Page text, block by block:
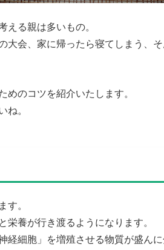
える親は多いもの。
大会、家に帰ったら寝てしまう、
めのコツを紹介いたします。
ね。
す。
栄養が行き渡るようになります。
経細胞」を増殖させる物質が盛ん